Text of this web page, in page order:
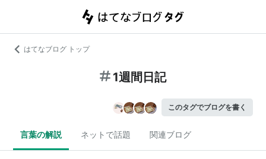
はてなブログ トップ
1週間日記
このタグでブログを書く
言葉の解説 ネットで話題 関連ブログ